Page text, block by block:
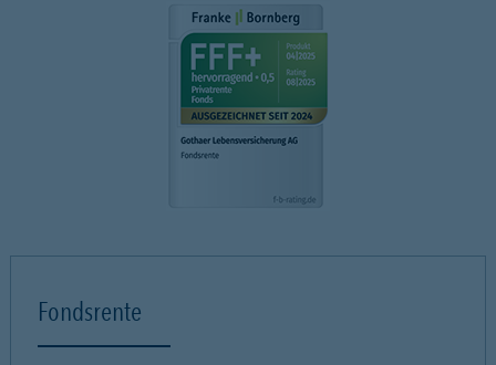
Fondsrente